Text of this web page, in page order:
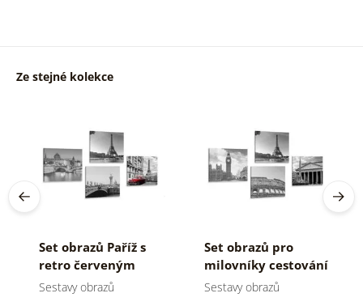
Ze stejné kolekce
Set obrazů Paříž s
retro červeným
autem
Sestavy obrazů
Set obrazů pro
milovníky cestování
v černobílém
Sestavy obrazů